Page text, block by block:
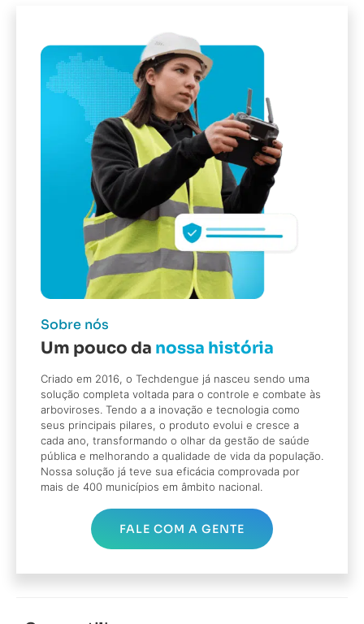
Sobre nós
Um pouco da nossa história
Criado em 2016, o Techdengue já nasceu sendo uma
solução completa voltada para o controle e combate às
arboviroses. Tendo a a inovação e tecnologia como
seus principais pilares, o produto evolui e cresce a
cada ano, transformando o olhar da gestão de saúde
pública e melhorando a qualidade de vida da população.
Nossa solução já teve sua eficácia comprovada por
mais de 400 municípios em âmbito nacional.
FALE COM A GENTE